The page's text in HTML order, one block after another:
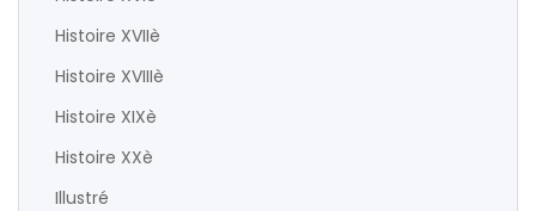
Histoire XVIIè
Histoire XVIIIè
Histoire XIXè
Histoire XXè
Illustré